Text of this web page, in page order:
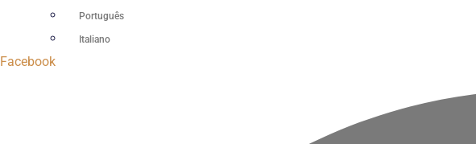
Português
Italiano
Facebook